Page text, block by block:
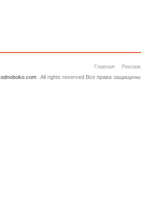
Главная
odnoboko.com. All rights reserved.Все права защищены.